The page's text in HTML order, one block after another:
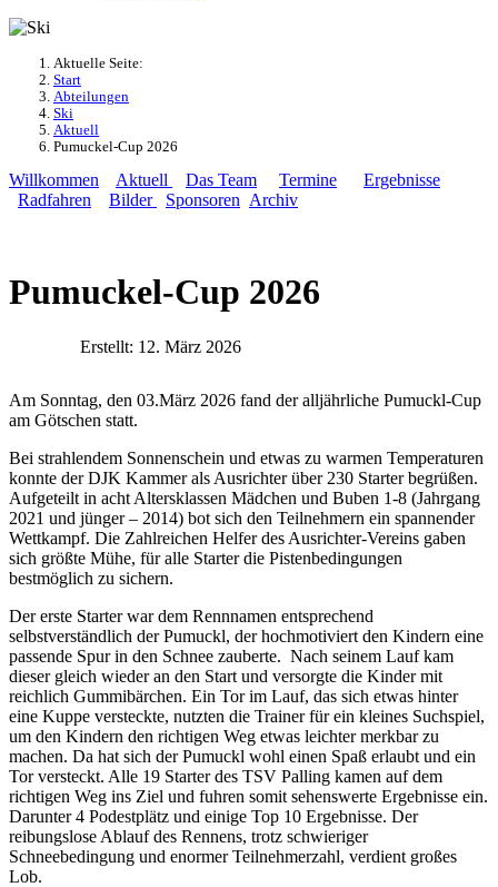
Aktuelle Seite:
Start
Abteilungen
Ski
Aktuell
Pumuckel-Cup 2026
Willkommen Aktuell Das Team Termine
Ergebnisse
Radfahren
Bilder Sponsoren Archiv
Pumuckel-Cup 2026
Erstellt: 12. März 2026
Am Sonntag, den 03.März 2026 fand der alljährliche Pumuckl-Cup
am Götschen statt.
Bei strahlendem Sonnenschein und etwas zu warmen Temperaturen
konnte der DJK Kammer als Ausrichter über 230 Starter begrüßen.
Aufgeteilt in acht Altersklassen Mädchen und Buben 1-8 (Jahrgang
2021 und jünger – 2014) bot sich den Teilnehmern ein spannender
Wettkampf. Die Zahlreichen Helfer des Ausrichter-Vereins gaben
sich größte Mühe, für alle Starter die Pistenbedingungen
bestmöglich zu sichern.
Der erste Starter war dem Rennnamen entsprechend
selbstverständlich der Pumuckl, der hochmotiviert den Kindern eine
passende Spur in den Schnee zauberte. Nach seinem Lauf kam
dieser gleich wieder an den Start und versorgte die Kinder mit
reichlich Gummibärchen. Ein Tor im Lauf, das sich etwas hinter
eine Kuppe versteckte, nutzten die Trainer für ein kleines Suchspiel,
um den Kindern den richtigen Weg etwas leichter merkbar zu
machen. Da hat sich der Pumuckl wohl einen Spaß erlaubt und ein
Tor versteckt. Alle 19 Starter des TSV Palling kamen auf dem
richtigen Weg ins Ziel und fuhren somit sehenswerte Ergebnisse ein.
Darunter 4 Podestplätz und einige Top 10 Ergebnisse. Der
reibungslose Ablauf des Rennens, trotz schwieriger
Schneebedingung und enormer Teilnehmerzahl, verdient großes
Lob.